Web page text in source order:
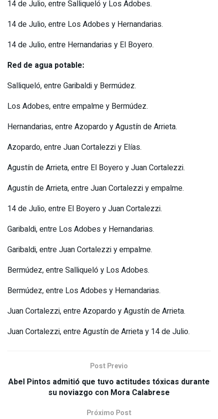
14 de Julio, entre Salliqueló y Los Adobes.
14 de Julio, entre Los Adobes y Hernandarias.
14 de Julio, entre Hernandarias y El Boyero.
Red de agua potable:
Salliqueló, entre Garibaldi y Bermúdez.
Los Adobes, entre empalme y Bermúdez.
Hernandarias, entre Azopardo y Agustín de Arrieta.
Azopardo, entre Juan Cortalezzi y Elías.
Agustín de Arrieta, entre El Boyero y Juan Cortalezzi.
Agustín de Arrieta, entre Juan Cortalezzi y empalme.
14 de Julio, entre El Boyero y Juan Cortalezzi.
Garibaldi, entre Los Adobes y Hernandarias.
Garibaldi, entre Juan Cortalezzi y empalme.
Bermúdez, entre Salliqueló y Los Adobes.
Bermúdez, entre Los Adobes y Hernandarias.
Juan Cortalezzi, entre Azopardo y Agustín de Arrieta.
Juan Cortalezzi, entre Agustín de Arrieta y 14 de Julio.
Post Previo
Abel Pintos admitió que tuvo actitudes tóxicas durante
su noviazgo con Mora Calabrese
Próximo Post